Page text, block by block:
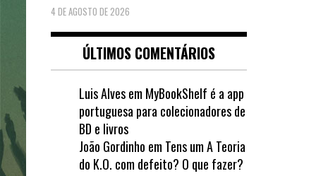
4 DE AGOSTO DE 2026
ÚLTIMOS COMENTÁRIOS
Luis Alvesem MyBookShelf é a app
portuguesa para colecionadores de
BD e livros
João Gordinho em Tens um A Teoria
do K.O. com defeito? O que fazer?